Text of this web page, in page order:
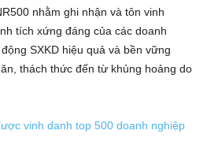
nhằm ghi nhận và tôn vinh
tích xứng đáng của các doanh
SXKD hiệu quả và bền vững
thách thức đến từ khủng hoảng do